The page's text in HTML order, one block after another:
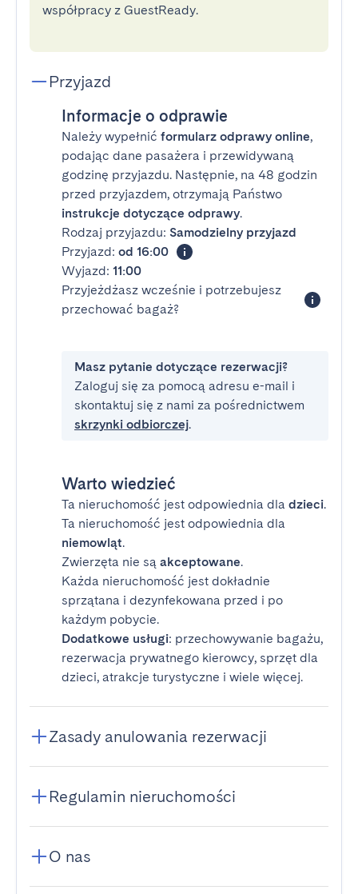
współpracy z GuestReady.
Przyjazd
Informacje o odprawie
Należy wypełnić formularz odprawy online,
podając dane pasażera i przewidywaną
godzinę przyjazdu. Następnie, na 48 godzin
przed przyjazdem, otrzymają Państwo
instrukcje dotyczące odprawy.
Rodzaj przyjazdu: Samodzielny przyjazd
Przyjazd: od 16:00
Wyjazd: 11:00
Przyjeżdżasz wcześnie i potrzebujesz
przechować bagaż?
Masz pytanie dotyczące rezerwacji?
Zaloguj się za pomocą adresu e-mail i
skontaktuj się z nami za pośrednictwem
skrzynki odbiorczej.
Warto wiedzieć
Ta nieruchomość jest odpowiednia dla dzieci.
Ta nieruchomość jest odpowiednia dla
niemowląt.
Zwierzęta nie są akceptowane.
Każda nieruchomość jest dokładnie
sprzątana i dezynfekowana przed i po
każdym pobycie.
Dodatkowe usługi: przechowywanie bagażu,
rezerwacja prywatnego kierowcy, sprzęt dla
dzieci, atrakcje turystyczne i wiele więcej.
Zasady anulowania rezerwacji
Regulamin nieruchomości
O nas